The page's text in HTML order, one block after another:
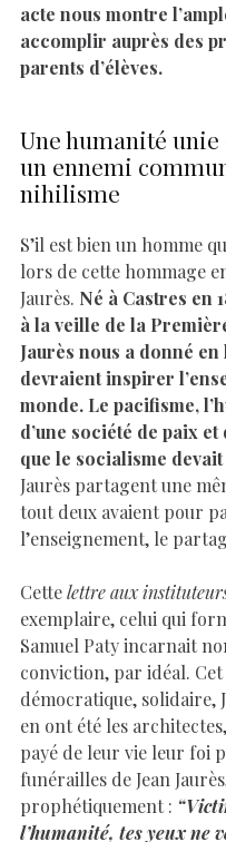
acte nous montre
accomplir auprès des
parents d’élèves.
Une humanité unie
un ennemi
nihilisme
S’il est bien un homme
lors de cette hommage
Jaurès. Né à Castres en
à la veille de la
Jaurès nous a donné
devraient inspirer
monde. Le pacifisme,
d’une société de paix
que le socialisme
Jaurès partagent une
tout deux avaient pour
l’enseignement, le
Cettelettre aux
exemplaire, celui qui
Samuel Paty incarnait
conviction, par idéal.
démocratique, solidaire,
en ont été les
payé de leur vie leur foi
funérailles de Jean
prophétiquement :
l’humanité, tes yeux ne